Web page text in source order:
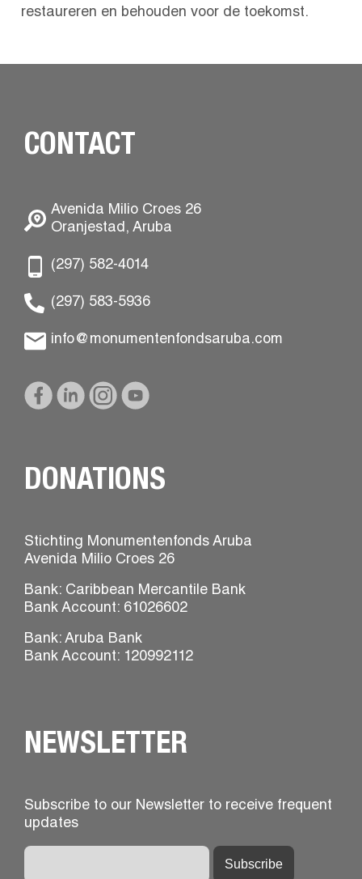
restaureren en behouden voor de toekomst.
CONTACT
Avenida Milio Croes 26
Oranjestad, Aruba
(297) 582-4014
(297) 583-5936
info@monumentenfondsaruba.com
DONATIONS
Stichting Monumentenfonds Aruba
Avenida Milio Croes 26
Bank: Caribbean Mercantile Bank
Bank Account: 61026602
Bank: Aruba Bank
Bank Account: 120992112
NEWSLETTER
Subscribe to our Newsletter to receive frequent
updates